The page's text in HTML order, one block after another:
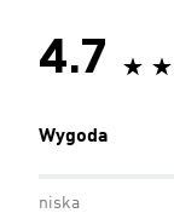
4.7
Wygoda
niska